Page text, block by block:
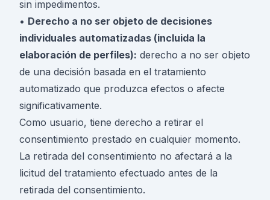
sin impedimentos.
• Derecho a no ser objeto de decisiones
individuales automatizadas (incluida la
elaboración de perfiles): derecho a no ser objeto
de una decisión basada en el tratamiento
automatizado que produzca efectos o afecte
significativamente.
Como usuario, tiene derecho a retirar el
consentimiento prestado en cualquier momento.
La retirada del consentimiento no afectará a la
licitud del tratamiento efectuado antes de la
retirada del consentimiento.